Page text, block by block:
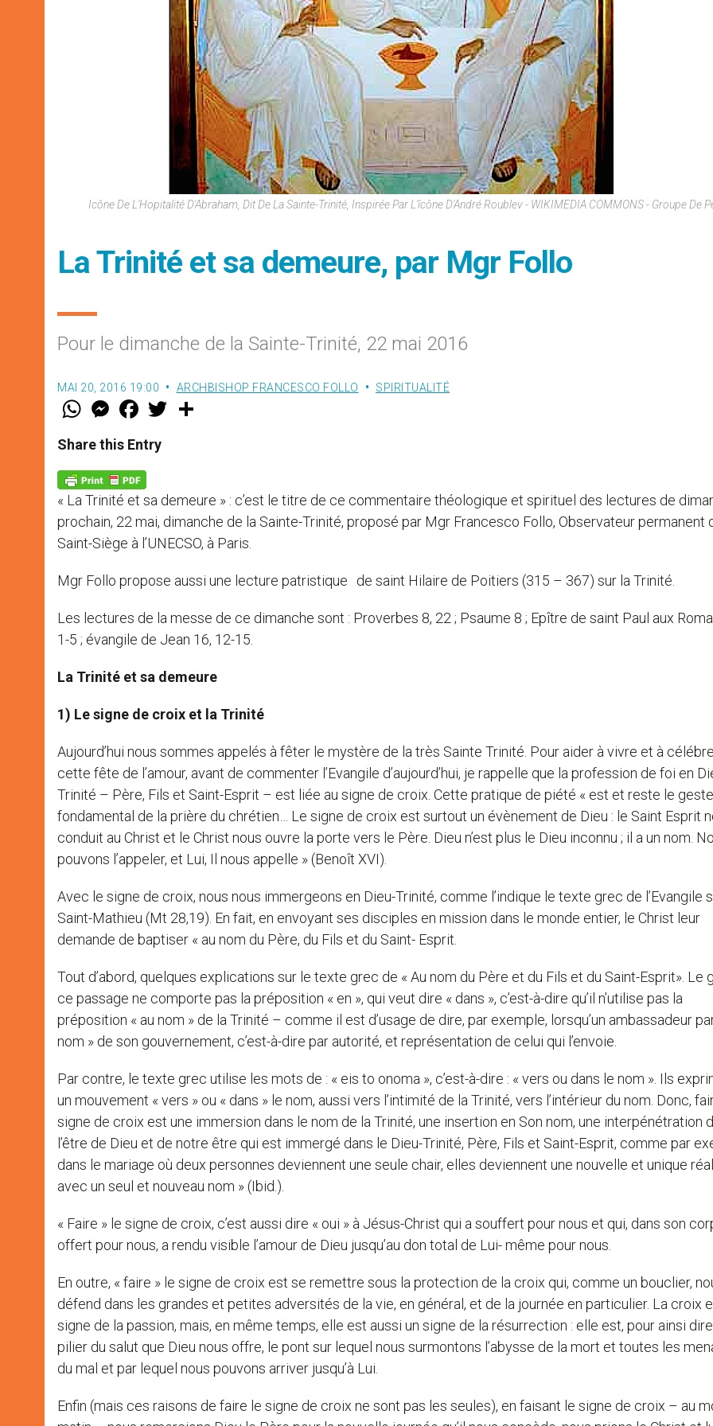
Icône De L'Hopitalité D'Abraham, Dit De La Sainte-Trinité, Inspirée Par L'îcône D'André Roublev - WIKIMEDIA COMMONS - Groupe De
La Trinité et sa demeure, par Mgr Follo
Pour le dimanche de la Sainte-Trinité, 22 mai 2016
MAI 20, 2016 19:00 ARCHBISHOP FRANCESCO FOLLO SPIRITUALITÉ
W
t
s
p
p
M
e
s
e
g
e
r
F
a
e
b
o
k
w
Share this Entry
« La Trinité et sa demeure » : c’est le titre de ce commentaire théologique et spirituel des lectures de
prochain, 22 mai, dimanche de la Sainte-Trinité, proposé par Mgr Francesco Follo, Observateur permanent
Saint-Siège à l’UNECSO, à Paris.
Mgr Follo propose aussi une lecture patristique de saint Hilaire de Poitiers (315 – 367) sur la Trinité.
Les lectures de la messe de ce dimanche sont : Proverbes 8, 22 ; Psaume 8 ; Epître de saint Paul aux
1-5 ; évangile de Jean 16, 12-15.
La Trinité et sa demeure
1) Le signe de croix et la Trinité
Aujourd’hui nous sommes appelés à fêter le mystère de la très Sainte Trinité. Pour aider à vivre et à
cette fête de l’amour, avant de commenter l’Evangile d’aujourd’hui, je rappelle que la profession de foi en
Trinité – Père, Fils et Saint-Esprit – est liée au signe de croix. Cette pratique de piété « est et reste le geste
fondamental de la prière du chrétien… Le signe de croix est surtout un évènement de Dieu : le Saint Esprit
conduit au Christ et le Christ nous ouvre la porte vers le Père. Dieu n’est plus le Dieu inconnu ; il a un nom.
pouvons l’appeler, et Lui, Il nous appelle » (Benoît XVI).
Avec le signe de croix, nous nous immergeons en Dieu-Trinité, comme l’indique le texte grec de l’Evangile
Saint-Mathieu (Mt 28,19). En fait, en envoyant ses disciples en mission dans le monde entier, le Christ leur
demande de baptiser « au nom du Père, du Fils et du Saint- Esprit.
Tout d’abord, quelques explications sur le texte grec de « Au nom du Père et du Fils et du Saint-Esprit». Le
ce passage ne comporte pas la préposition « en », qui veut dire « dans », c’est-à-dire qu’il n’utilise pas la
préposition « au nom » de la Trinité – comme il est d’usage de dire, par exemple, lorsqu’un ambassadeur
nom » de son gouvernement, c’est-à-dire par autorité, et représentation de celui qui l’envoie.
Par contre, le texte grec utilise les mots de : « eis to onoma », c’est-à-dire : « vers ou dans le nom ». Ils
un mouvement « vers » ou « dans » le nom, aussi vers l’intimité de la Trinité, vers l’intérieur du nom. Donc,
signe de croix est une immersion dans le nom de la Trinité, une insertion en Son nom, une interpénétration
l’être de Dieu et de notre être qui est immergé dans le Dieu-Trinité, Père, Fils et Saint-Esprit, comme par
dans le mariage où deux personnes deviennent une seule chair, elles deviennent une nouvelle et unique
avec un seul et nouveau nom » (Ibid.).
« Faire » le signe de croix, c’est aussi dire « oui » à Jésus-Christ qui a souffert pour nous et qui, dans son
offert pour nous, a rendu visible l’amour de Dieu jusqu’au don total de Lui- même pour nous.
En outre, « faire » le signe de croix est se remettre sous la protection de la croix qui, comme un bouclier,
défend dans les grandes et petites adversités de la vie, en général, et de la journée en particulier. La croix
signe de la passion, mais, en même temps, elle est aussi un signe de la résurrection : elle est, pour ainsi
pilier du salut que Dieu nous offre, le pont sur lequel nous surmontons l’abysse de la mort et toutes les
du mal et par lequel nous pouvons arriver jusqu’à Lui.
Enfin (mais ces raisons de faire le signe de croix ne sont pas les seules), en faisant le signe de croix – au